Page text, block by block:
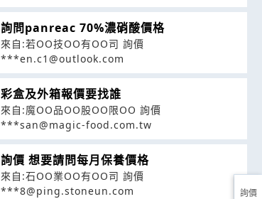
詢問panreac 70%濃硝酸價格
來自:若OO技OO有OO司 詢價
***en.c1@outlook.com
彩盒及外箱報價要找誰
來自:魔OO品OO股OO限OO 詢價
***san@magic-food.com.tw
詢價 想要請問每月保養價格
來自:石OO業OO有OO司 詢價
***8@ping.stoneun.com
詢價